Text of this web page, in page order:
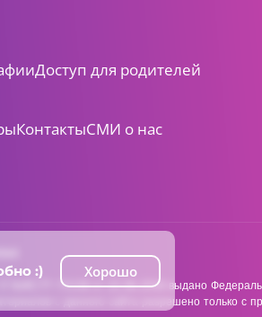
Доступ для родителей
КонтактыСМИ о нас
73138 от 22.06.2018 выдано
с данного сайта разрешено только с
:) Хорошо